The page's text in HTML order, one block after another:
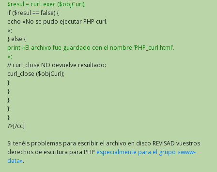
$resul = curl_exec ($objCurl);
if ($resul == false) {
echo «No se pudo ejecutar PHP curl.
«;
} else {
print «El archivo fue guardado con el nombre ‘PHP_curl.html’.
«;
// curl_close NO devuelve resultado:
curl_close ($objCurl);
}
}
}
}
}
?>[/cc]
Si tenéis problemas para escribir el archivo en disco REVISAD vuestros
derechos de escritura para PHP especialmente para el grupo «www-
data».